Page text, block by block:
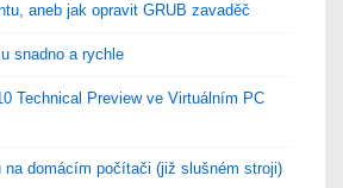
aneb jak opravit GRUB zavaděč
snadno a rychle
Technical Preview ve Virtuálním PC
na domácím počítači (již slušném stroji)